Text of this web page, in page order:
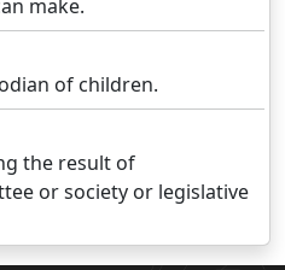
make.
of children.
the result of
or society or legislative